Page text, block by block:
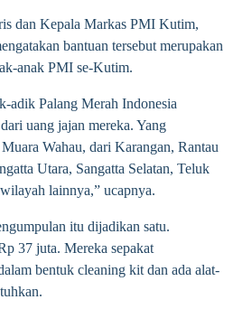
dan Kepala Markas PMI Kutim,
bantuan tersebut merupakan
anak PMI se-Kutim.
adik Palang Merah Indonesia
uang jajan mereka. Yang
Wahau, dari Karangan, Rantau
Utara, Sangatta Selatan, Teluk
lainnya,” ucapnya.
itu dijadikan satu.
37 juta. Mereka sepakat
bentuk cleaning kit dan ada alat-